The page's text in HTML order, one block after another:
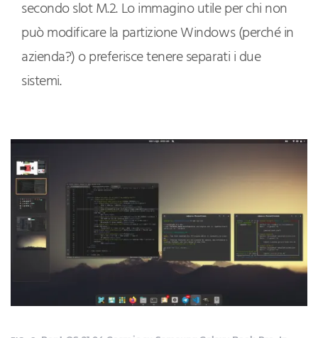
secondo slot M.2. Lo immagino utile per chi non
può modificare la partizione Windows (perché in
azienda?) o preferisce tenere separati i due
sistemi.